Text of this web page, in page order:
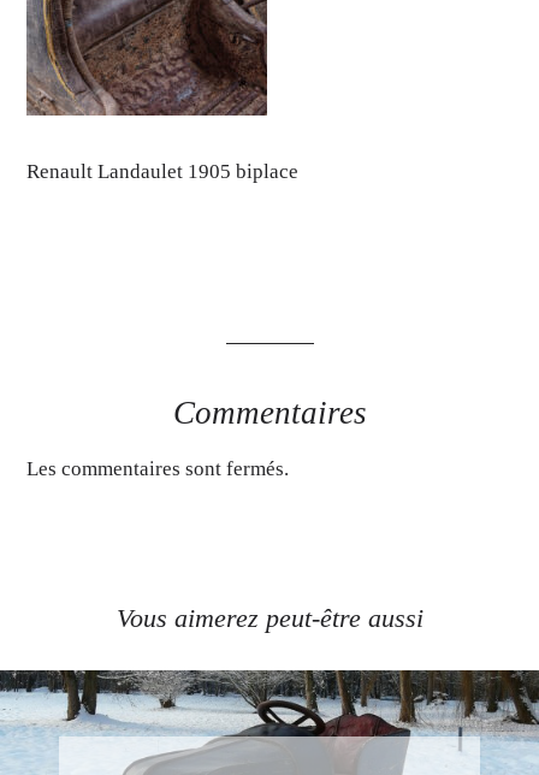
Renault Landaulet 1905 biplace
Commentaires
Les commentaires sont fermés.
Vous aimerez peut-être aussi